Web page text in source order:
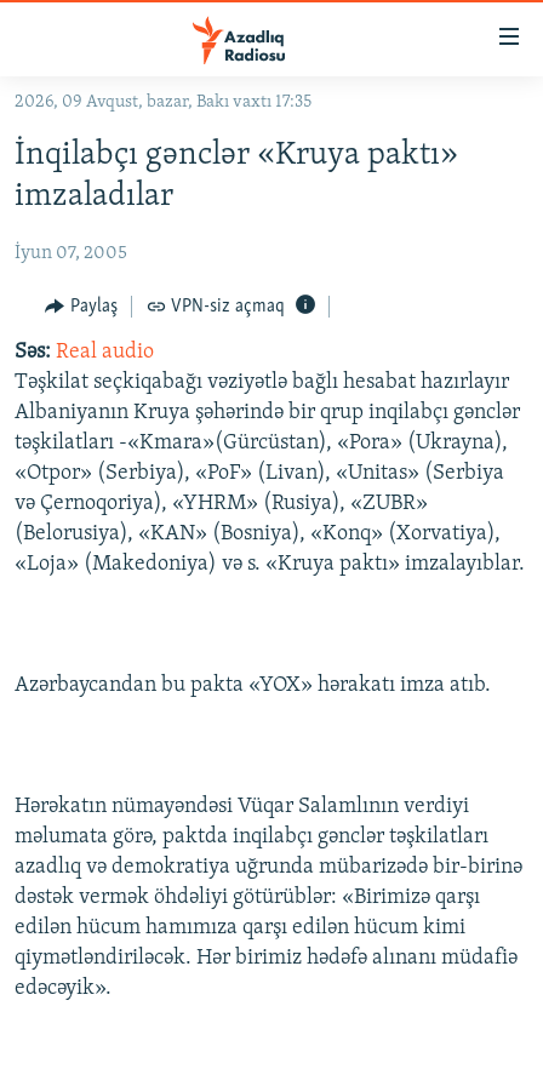
Əsas
qayıt
Əsas
qayıt
#İZAHLA
#ƏSLINDƏ
FƏRQƏ BAX
QANUNI DOĞRU
ARAŞDIRMA
MULTIMEDIA
VIDEO
FOTOQALEREYA
İNFOQRAFIKA
RADIO ARXIV
OXU ZALI
AZƏRBAYCAN ƏDƏBIYYATI KITABXANASI
HAQQIMIZDA
MISSIYAMIZ
AZADLIQRADIOSU MOBIL TELEFONUNUZDA
RFE/RL-in bütün saytları
2026, 09 Avqust, bazar, Bakı vaxtı 17:35
İnqilabçı gənclər «Kruya paktı»
imzaladılar
İyun 07, 2005
Paylaş VPN-siz açmaq
Səs: Real audio
Təşkilat seçkiqabağı vəziyətlə bağlı hesabat hazırlayır
Albaniyanın Kruya şəhərində bir qrup inqilabçı gənclər
təşkilatları -«Kmara»(Gürcüstan), «Pora» (Ukrayna),
«Otpor» (Serbiya), «PoF» (Livan), «Unitas» (Serbiya
və Çernoqoriya), «YHRM» (Rusiya), «ZUBR»
(Belorusiya), «KAN» (Bosniya), «Konq» (Xorvatiya),
«Loja» (Makedoniya) və s. «Kruya paktı» imzalayıblar.
Azərbaycandan bu pakta «YOX» hərakatı imza atıb.
Hərəkatın nümayəndəsi Vüqar Salamlının verdiyi
məlumata görə, paktda inqilabçı gənclər təşkilatları
azadlıq və demokratiya uğrunda mübarizədə bir-birinə
dəstək vermək öhdəliyi götürüblər: «Birimizə qarşı
edilən hücum hamımıza qarşı edilən hücum kimi
qiymətləndiriləcək. Hər birimiz hədəfə alınanı müdafiə
edəcəyik».